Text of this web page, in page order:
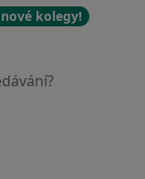
kolegy!